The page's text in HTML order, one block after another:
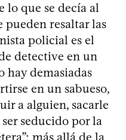
lo que se decía al
pueden resaltar las
policial es el
detective en un
hay demasiadas
en un sabueso,
a alguien, sacarle
seducido por la
más allá de la